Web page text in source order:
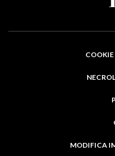
MODIFICA